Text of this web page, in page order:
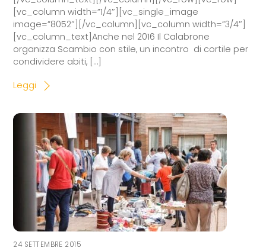
[vc_column width=”1/4″][vc_single_image
image=”8052″][/vc_column][vc_column width=”3/4″]
[vc_column_text]Anche nel 2016 Il Calabrone
organizza Scambio con stile, un incontro di cortile per
condividere abiti, […]
Leggi
24 SETTEMBRE 2015